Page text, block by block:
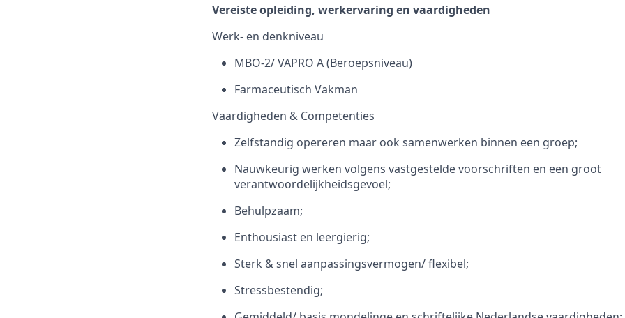
Vereiste opleiding, werkervaring en vaardigheden
Werk- en denkniveau
MBO-2/ VAPRO A (Beroepsniveau)
Farmaceutisch Vakman
Vaardigheden & Competenties
Zelfstandig opereren maar ook samenwerken binnen een groep;
Nauwkeurig werken volgens vastgestelde voorschriften en een groot
verantwoordelijkheidsgevoel;
Behulpzaam;
Enthousiast en leergierig;
Sterk & snel aanpassingsvermogen/ flexibel;
Stressbestendig;